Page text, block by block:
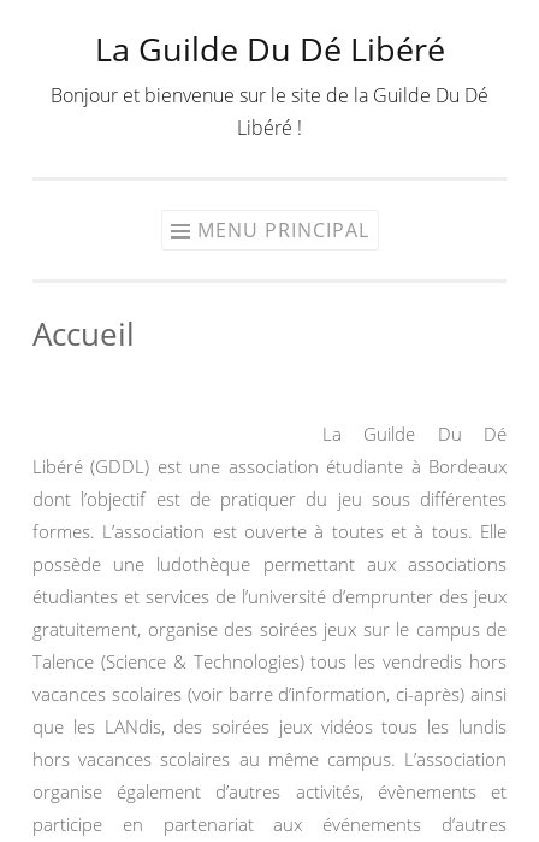
contenu
La Guilde Du Dé Libéré
Bonjour et bienvenue sur le site de la Guilde Du Dé
Libéré !
MENU PRINCIPAL
Accueil
La Guilde Du Dé
Libéré (GDDL) est une association étudiante à Bordeaux
dont l’objectif est de pratiquer du jeu sous différentes
formes. L’association est ouverte à toutes et à tous. Elle
possède une ludothèque permettant aux associations
étudiantes et services de l’université d’emprunter des jeux
gratuitement, organise des soirées jeux sur le campus de
Talence (Science & Technologies) tous les vendredis hors
vacances scolaires (voir barre d’information, ci-après) ainsi
que les LANdis, des soirées jeux vidéos tous les lundis
hors vacances scolaires au même campus. L’association
organise également d’autres activités, évènements et
participe en partenariat aux événements d’autres